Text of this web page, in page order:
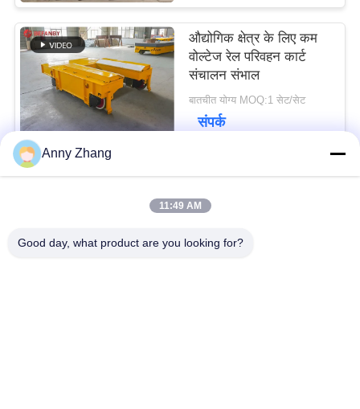
औद्योगिक क्षेत्र के लिए कम
वोल्टेज रेल परिवहन कार्ट
संचालन संभाल
बातचीत योग्य MOQ:1 सेट/सेट
संपर्क
लोकप्रिय श्रेणियां
Anny Zhang
11:49 AM
Good day, what product are you looking for?